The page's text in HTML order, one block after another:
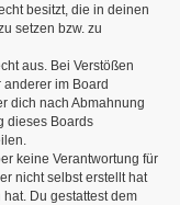
besitzt, die in deinen
setzen bzw. zu
aus. Bei Verstößen
im Board
dich nach Abmahnung
dieses Boards
keine Verantwortung für
nicht selbst erstellt hat
Du gestattest dem